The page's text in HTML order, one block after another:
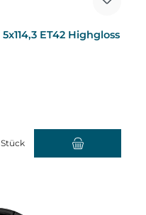
ET42 Highgloss
Stück